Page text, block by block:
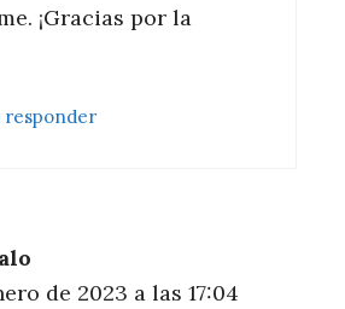
¡Gracias por la
responder
de 2023 a las 17:04